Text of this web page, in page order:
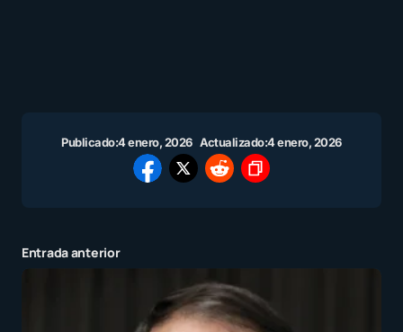
Publicado:4 enero, 2026 Actualizado:4 enero, 2026
Entrada anterior